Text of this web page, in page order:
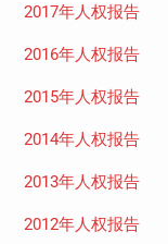
2017年人权报告
2016年人权报告
2015年人权报告
2014年人权报告
2013年人权报告
2012年人权报告